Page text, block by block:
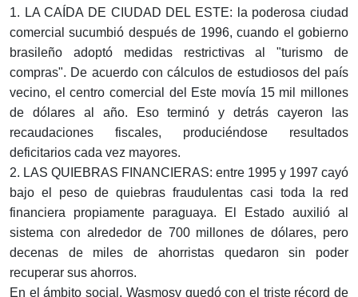
1. LA CAÍDA DE CIUDAD DEL ESTE: la poderosa ciudad
comercial sucumbió después de 1996, cuando el gobierno
brasileño adoptó medidas restrictivas al "turismo de
compras". De acuerdo con cálculos de estudiosos del país
vecino, el centro comercial del Este movía 15 mil millones
de dólares al año. Eso terminó y detrás cayeron las
recaudaciones fiscales, produciéndose resultados
deficitarios cada vez mayores.
2. LAS QUIEBRAS FINANCIERAS: entre 1995 y 1997 cayó
bajo el peso de quiebras fraudulentas casi toda la red
financiera propiamente paraguaya. El Estado auxilió al
sistema con alrededor de 700 millones de dólares, pero
decenas de miles de ahorristas quedaron sin poder
recuperar sus ahorros.
En el ámbito social, Wasmosy quedó con el triste récord de